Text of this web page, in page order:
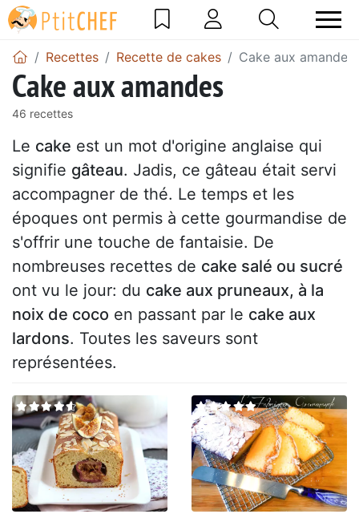
Recettes Recette de cakes Cake aux amandes
Cake aux amandes
46 recettes
Le cake est un mot d'origine anglaise qui
signifie gâteau. Jadis, ce gâteau était servi
accompagner de thé. Le temps et les
époques ont permis à cette gourmandise de
s'offrir une touche de fantaisie. De
nombreuses recettes de cake salé ou sucré
ont vu le jour: du cake aux pruneaux, à la
noix de coco en passant par le cake aux
lardons. Toutes les saveurs sont
représentées.